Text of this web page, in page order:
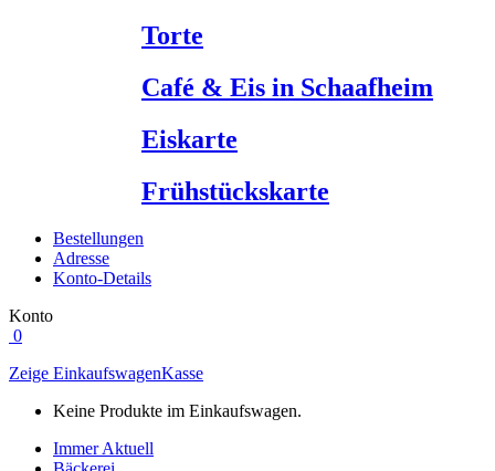
Torte
Café & Eis in Schaafheim
Eiskarte
Frühstückskarte
Bestellungen
Adresse
Konto-Details
Konto
0
Zeige EinkaufswagenKasse
Keine Produkte im Einkaufswagen.
Immer Aktuell